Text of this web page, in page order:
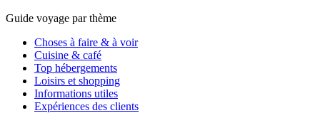
Guide voyage par thème
Choses à faire & à voir
Cuisine & café
Top hébergements
Loisirs et shopping
Informations utiles
Expériences des clients